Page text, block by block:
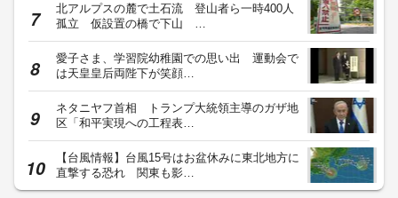
北アルプスの麓で土石流 登山者ら一時400人
孤立 仮設置の橋で下山 …
愛子さま、学習院幼稚園での思い出 運動会で
は天皇皇后両陛下が笑顔…
ネタニヤフ首相 トランプ大統領主導のガザ地
区「和平実現への工程表…
【台風情報】台風15号はお盆休みに東北地方に
直撃する恐れ 関東も影…